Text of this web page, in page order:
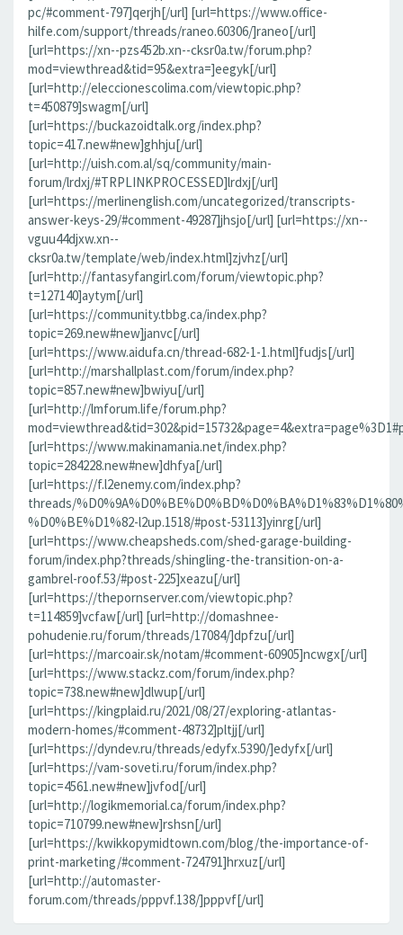
pc/#comment-797]qerjh[/url] [url=https://www.office-
hilfe.com/support/threads/raneo.60306/]raneo[/url]
[url=https://xn--pzs452b.xn--cksr0a.tw/forum.php?
mod=viewthread&tid=95&extra=]eegyk[/url]
[url=http://eleccionescolima.com/viewtopic.php?
t=450879]swagm[/url]
[url=https://buckazoidtalk.org/index.php?
topic=417.new#new]ghhju[/url]
[url=http://uish.com.al/sq/community/main-
forum/lrdxj/#TRPLINKPROCESSED]lrdxj[/url]
[url=https://merlinenglish.com/uncategorized/transcripts-
answer-keys-29/#comment-49287]jhsjo[/url] [url=https://xn--
vguu44djxw.xn--
cksr0a.tw/template/web/index.html]zjvhz[/url]
[url=http://fantasyfangirl.com/forum/viewtopic.php?
t=127140]aytym[/url]
[url=https://community.tbbg.ca/index.php?
topic=269.new#new]janvc[/url]
[url=https://www.aidufa.cn/thread-682-1-1.html]fudjs[/url]
[url=http://marshallplast.com/forum/index.php?
topic=857.new#new]bwiyu[/url]
[url=http://lmforum.life/forum.php?
[url=https://www.makinamania.net/index.php?
topic=284228.new#new]dhfya[/url]
[url=https://f.l2enemy.com/index.php?
threads/
%D0%BE%D1%82-l2up.1518/#post-53113]yinrg[/url]
[url=https://www.cheapsheds.com/shed-garage-building-
forum/index.php?threads/shingling-the-transition-on-a-
gambrel-roof.53/#post-225]xeazu[/url]
[url=https://thepornserver.com/viewtopic.php?
t=114859]vcfaw[/url] [url=http://domashnee-
pohudenie.ru/forum/threads/17084/]dpfzu[/url]
[url=https://marcoair.sk/notam/#comment-60905]ncwgx[/url]
[url=https://www.stackz.com/forum/index.php?
topic=738.new#new]dlwup[/url]
[url=https://kingplaid.ru/2021/08/27/exploring-atlantas-
modern-homes/#comment-48732]pltjj[/url]
[url=https://dyndev.ru/threads/edyfx.5390/]edyfx[/url]
[url=https://vam-soveti.ru/forum/index.php?
topic=4561.new#new]jvfod[/url]
[url=http://logikmemorial.ca/forum/index.php?
topic=710799.new#new]rshsn[/url]
[url=https://kwikkopymidtown.com/blog/the-importance-of-
print-marketing/#comment-724791]hrxuz[/url]
[url=http://automaster-
forum.com/threads/pppvf.138/]pppvf[/url]